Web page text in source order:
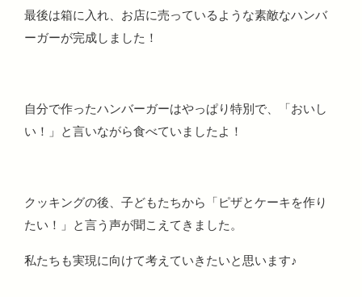
最後は箱に入れ、お店に売っているような素敵なハンバ
ーガーが完成しました！
自分で作ったハンバーガーはやっぱり特別で、「おいし
い！」と言いながら食べていましたよ！
クッキングの後、子どもたちから「ピザとケーキを作り
たい！」と言う声が聞こえてきました。
私たちも実現に向けて考えていきたいと思います♪